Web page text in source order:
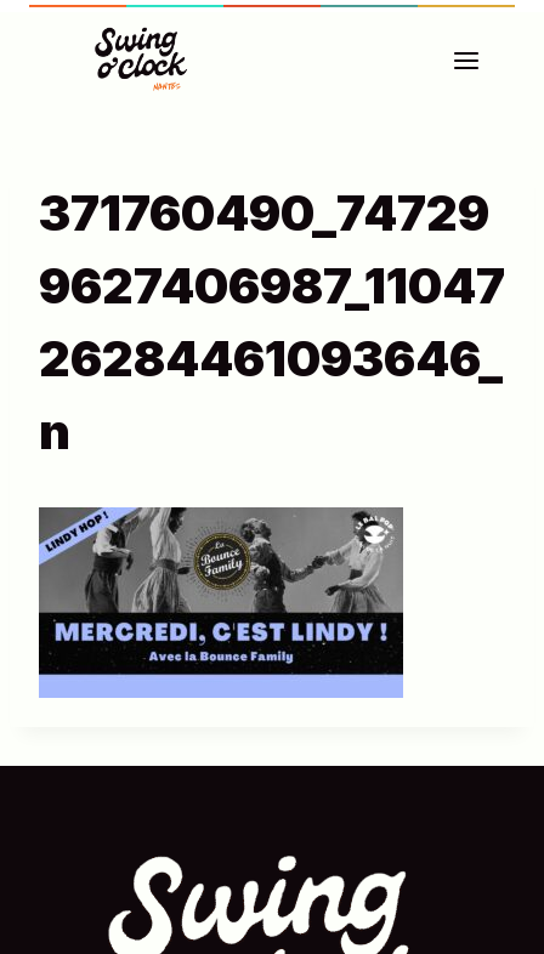
Aller
371760490_74729
9627406987_11047
26284461093646_
N